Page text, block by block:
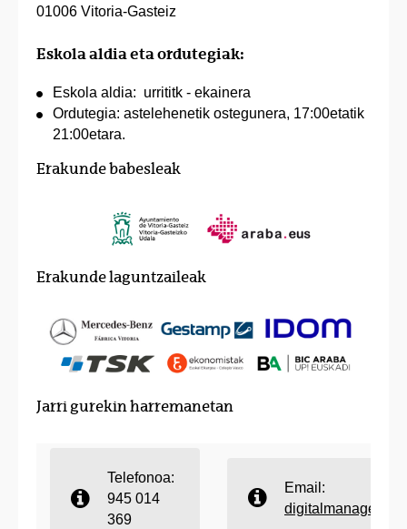
01006 Vitoria-Gasteiz
Eskola aldia eta ordutegiak:
Eskola aldia: urrititk - ekainera
Ordutegia: astelehenetik ostegunera, 17:00etatik
21:00etara.
Erakunde babesleak
Erakunde laguntzaileak
Jarri gurekin harremanetan
Telefonoa:
945 014
369
Email: